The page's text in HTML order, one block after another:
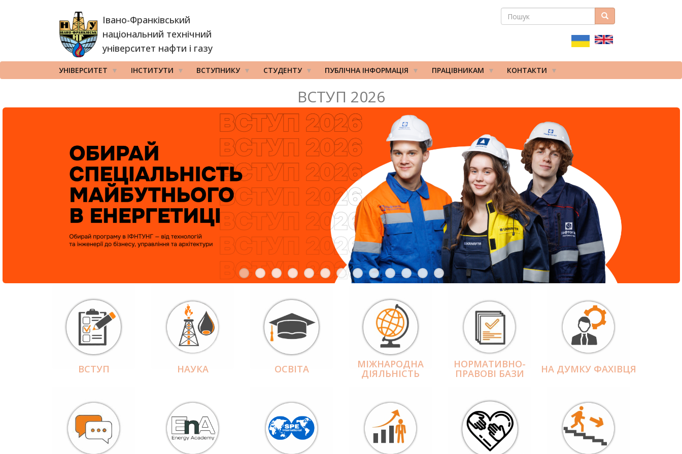
Івано-Франківський
національний технічний
університет нафти і газу
ПОШУКОВА
ПОШУК Пошук
УНІВЕРСИТЕТ ІНСТИТУТИ ВСТУПНИКУ СТУДЕНТУ ПУБЛІЧНА ІНФОРМАЦІЯ ПРАЦІВНИКАМ КОНТАКТИ
ВСТУП 2026
ВСТУП НАУКА ОСВІТА МІЖНАРОДНА
ДІЯЛЬНІCТЬ
НОРМАТИВНО-
ПРАВОВІ БАЗИ НА ДУМКУ ФАХІВЦЯ